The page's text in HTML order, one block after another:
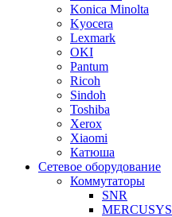
Konica Minolta
Kyocera
Lexmark
OKI
Pantum
Ricoh
Sindoh
Toshiba
Xerox
Xiaomi
Катюша
Сетевое оборудование
Коммутаторы
SNR
MERCUSYS